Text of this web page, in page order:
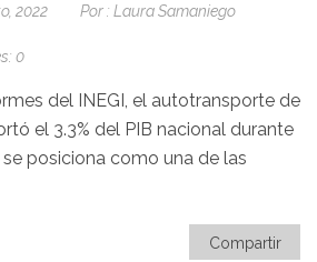
2022 Por : Laura Samaniego
0
del INEGI, el autotransporte de
el 3.3% del PIB nacional durante
posiciona como una de las
Compartir